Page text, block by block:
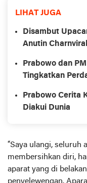
LIHAT JUGA
Disambut
Anutin
Prabowo dan
Tingkatkan
Prabowo Cerita
Diakui Dunia
“Saya ulangi, seluruh
membersihkan diri,
aparat yang di